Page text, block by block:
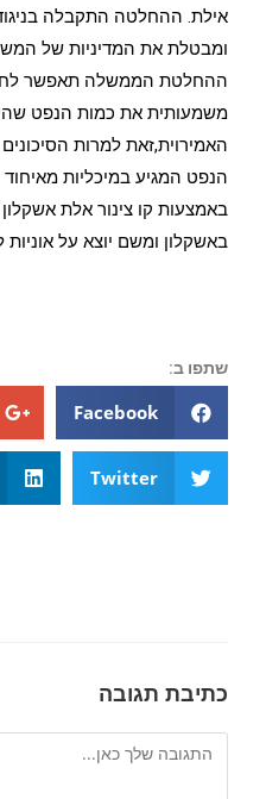
אילת. ההחלטה התקבלה
ומבטלת את המדיניות של
ההחלטת הממשלה תאפשר
משמעותית את כמות הנפט
האמירוית,זאת למרות
הנפט המגיע במיכליות
באמצעות קו צינור אלת
באשקלון ומשם יוצא על אוניות
שתפו ב:
Facebook
Twitter
כתיבת תגובה